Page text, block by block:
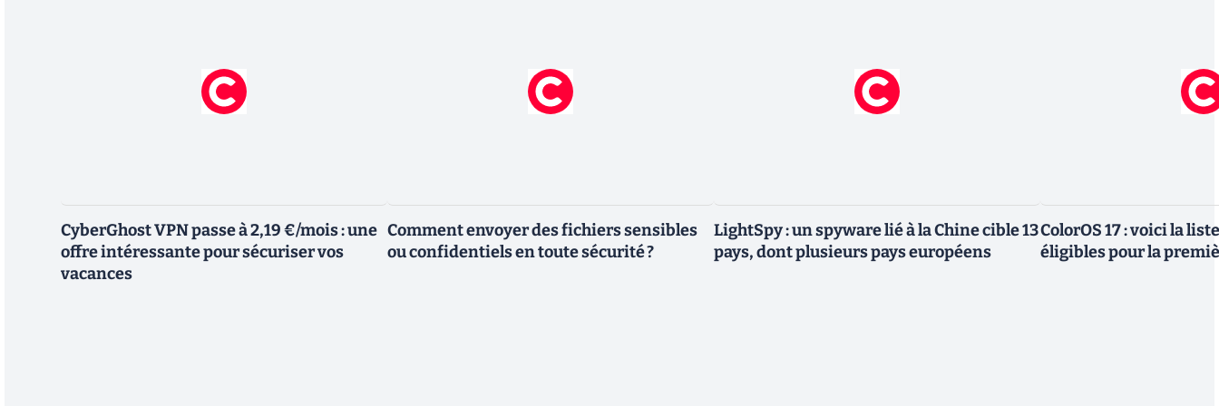
CyberGhost VPN passe à 2,19 €/mois : une
offre intéressante pour sécuriser vos
vacances
Comment envoyer des fichiers sensibles
ou confidentiels en toute sécurité ?
LightSpy : un spyware lié à la Chine cible 13
pays, dont plusieurs pays européens
ColorOS 17 : voici la
éligibles pour la